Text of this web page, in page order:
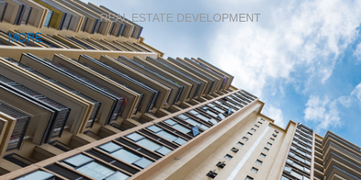
REAL ESTATE DEVELOPMENT
MORE